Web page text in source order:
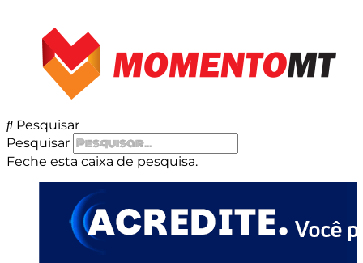
Pesquisar
Pesquisar
Feche esta caixa de pesquisa.